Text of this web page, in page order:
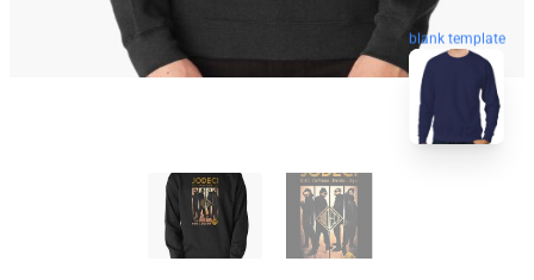
blank template